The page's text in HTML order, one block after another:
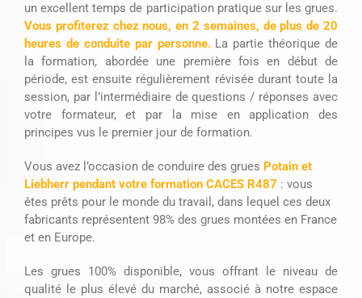
un excellent temps de participation pratique sur les grues.
Vous profiterez chez nous, en 2 semaines, de plus de 20
heures de conduite par personne.La partie théorique de
la formation, abordée une première fois en début de
période, est ensuite régulièrement révisée durant toute la
session, par l’intermédiaire de questions / réponses avec
votre formateur, et par la mise en application des
principes vus le premier jour de formation.
Vous avez l’occasion de conduire des grues Potain et
Liebherr pendant votre formation CACES R487 : vous
êtes prêts pour le monde du travail, dans lequel ces deux
fabricants représentent 98% des grues montées en France
et en Europe.
Les grues 100% disponible, vous offrant le niveau de
qualité le plus élevé du marché, associé à notre espace